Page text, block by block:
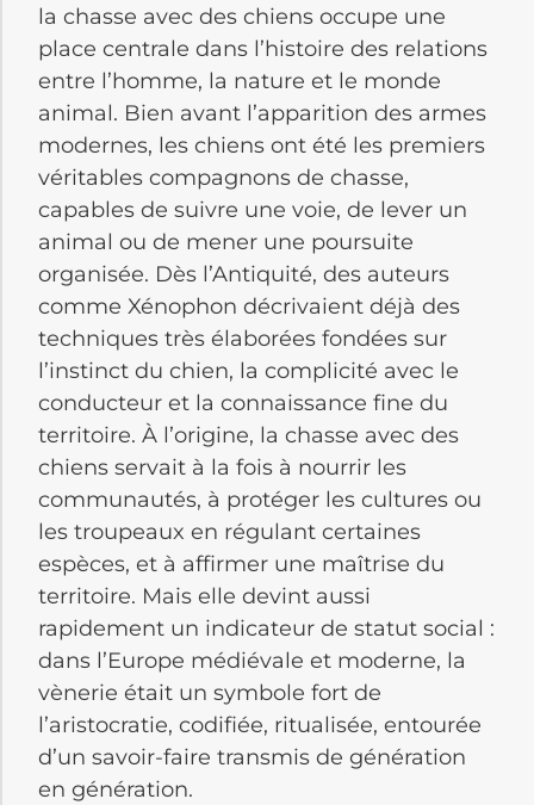
la chasse avec des chiens occupe une
place centrale dans l’histoire des relations
entre l’homme, la nature et le monde
animal. Bien avant l’apparition des armes
modernes, les chiens ont été les premiers
véritables compagnons de chasse,
capables de suivre une voie, de lever un
animal ou de mener une poursuite
organisée. Dès l’Antiquité, des auteurs
comme Xénophon décrivaient déjà des
techniques très élaborées fondées sur
l’instinct du chien, la complicité avec le
conducteur et la connaissance fine du
territoire. À l’origine, la chasse avec des
chiens servait à la fois à nourrir les
communautés, à protéger les cultures ou
les troupeaux en régulant certaines
espèces, et à affirmer une maîtrise du
territoire. Mais elle devint aussi
rapidement un indicateur de statut social :
dans l’Europe médiévale et moderne, la
vènerie était un symbole fort de
l’aristocratie, codifiée, ritualisée, entourée
d’un savoir-faire transmis de génération
en génération.